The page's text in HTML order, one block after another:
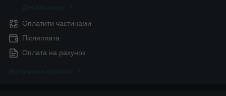
Оплатити частинами
Післяплата
Оплата на рахунок